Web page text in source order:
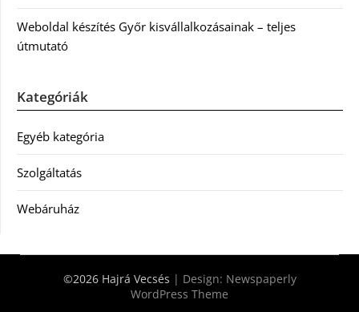
Weboldal készítés Győr kisvállalkozásainak – teljes
útmutató
Kategóriák
Egyéb kategória
Szolgáltatás
Webáruház
©2026 Hajrá Vecsés | Design: Newspaperly
WordPress Theme